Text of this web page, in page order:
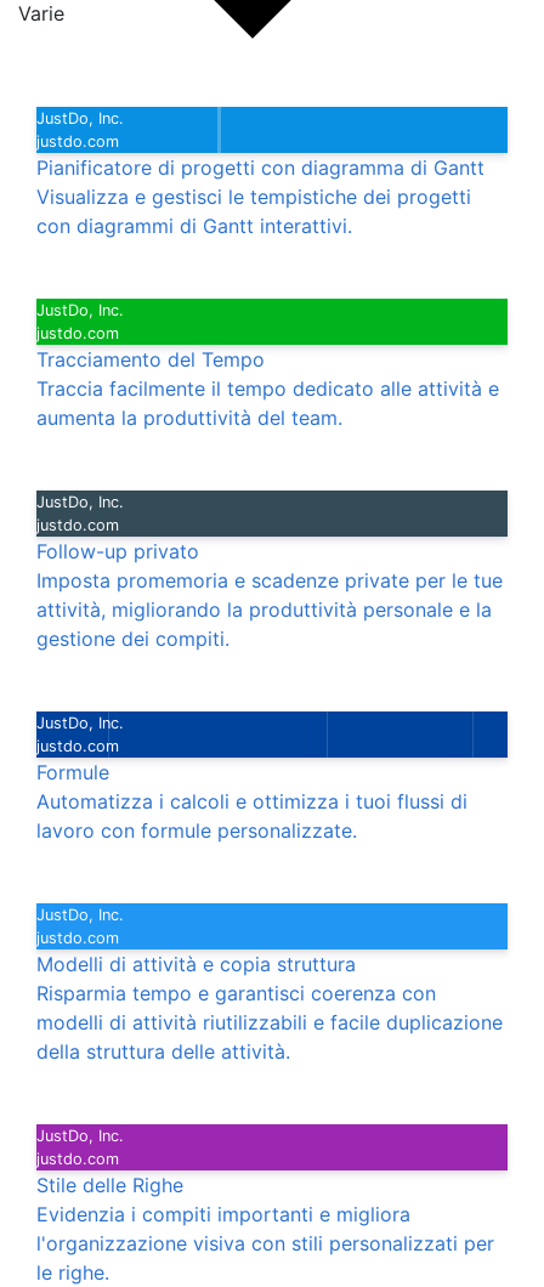
Varie
JustDo, Inc.
justdo.com
Pianificatore di progetti con diagramma di Gantt
Visualizza e gestisci le tempistiche dei progetti
con diagrammi di Gantt interattivi.
JustDo, Inc.
justdo.com
Tracciamento del Tempo
Traccia facilmente il tempo dedicato alle attività e
aumenta la produttività del team.
JustDo, Inc.
justdo.com
Follow-up privato
Imposta promemoria e scadenze private per le tue
attività, migliorando la produttività personale e la
gestione dei compiti.
JustDo, Inc.
justdo.com
Formule
Automatizza i calcoli e ottimizza i tuoi flussi di
lavoro con formule personalizzate.
JustDo, Inc.
justdo.com
Modelli di attività e copia struttura
Risparmia tempo e garantisci coerenza con
modelli di attività riutilizzabili e facile duplicazione
della struttura delle attività.
JustDo, Inc.
justdo.com
Stile delle Righe
Evidenzia i compiti importanti e migliora
l'organizzazione visiva con stili personalizzati per
le righe.